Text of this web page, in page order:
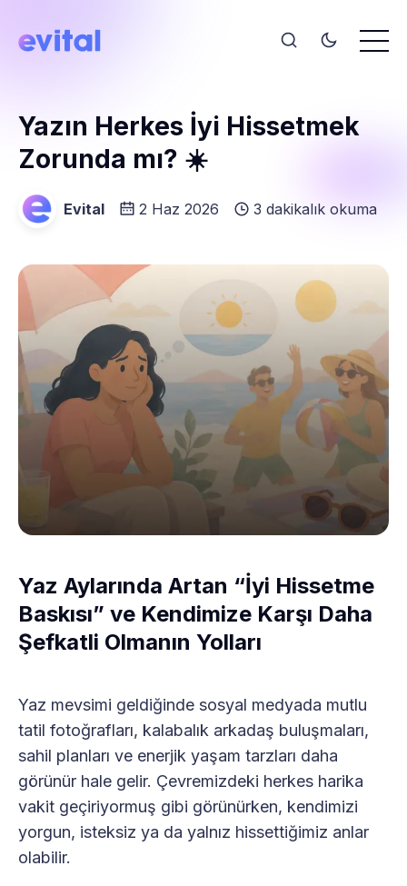
Yazın Herkes İyi Hissetmek
Zorunda mı? ☀️
Evital 2 Haz 2026 3 dakikalık okuma
Yaz Aylarında Artan “İyi Hissetme
Baskısı” ve Kendimize Karşı Daha
Şefkatli Olmanın Yolları
Yaz mevsimi geldiğinde sosyal medyada mutlu
tatil fotoğrafları, kalabalık arkadaş buluşmaları,
sahil planları ve enerjik yaşam tarzları daha
görünür hale gelir. Çevremizdeki herkes harika
vakit geçiriyormuş gibi görünürken, kendimizi
yorgun, isteksiz ya da yalnız hissettiğimiz anlar
olabilir.